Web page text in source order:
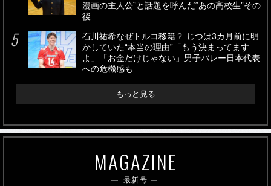
漫画の主人公”と話題を呼んだ“あの高校生”その
後
石川祐希なぜトルコ移籍？ じつは3カ月前に明
かしていた“本当の理由”「もう決まってます
よ」「お金だけじゃない」男子バレー日本代表
への危機感も
もっと見る
MAGAZINE
最新号